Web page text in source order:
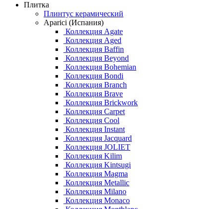
Плитка
Плинтус керамический
Aparici (Испания)
Коллекция Agate
Коллекция Aged
Коллекция Baffin
Коллекция Beyond
Коллекция Bohemian
Коллекция Bondi
Коллекция Branch
Коллекция Brave
Коллекция Brickwork
Коллекция Carpet
Коллекция Cool
Коллекция Instant
Коллекция Jacquard
Коллекция JOLIET
Коллекция Kilim
Коллекция Kintsugi
Коллекция Magma
Коллекция Metallic
Коллекция Milano
Коллекция Monaco